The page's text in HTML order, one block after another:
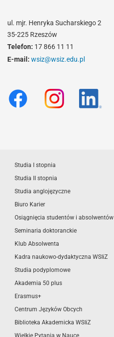
ul. mjr. Henryka Sucharskiego 2
35-225 Rzeszów
Telefon: 17 866 11 11
E-mail: wsiz@wsiz.edu.pl
Studia I stopnia
Studia II stopnia
Studia anglojęzyczne
Biuro Karier
Osiągnięcia studentów i absolwentów
Seminaria doktoranckie
Klub Absolwenta
Kadra naukowo-dydaktyczna WSIiZ
Studia podyplomowe
Akademia 50 plus
Erasmus+
Centrum Języków Obcych
Biblioteka Akademicka WSIiZ
Wielkie Pytania w Nauce